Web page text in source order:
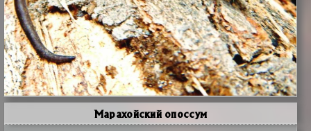
Марахойский опоссум